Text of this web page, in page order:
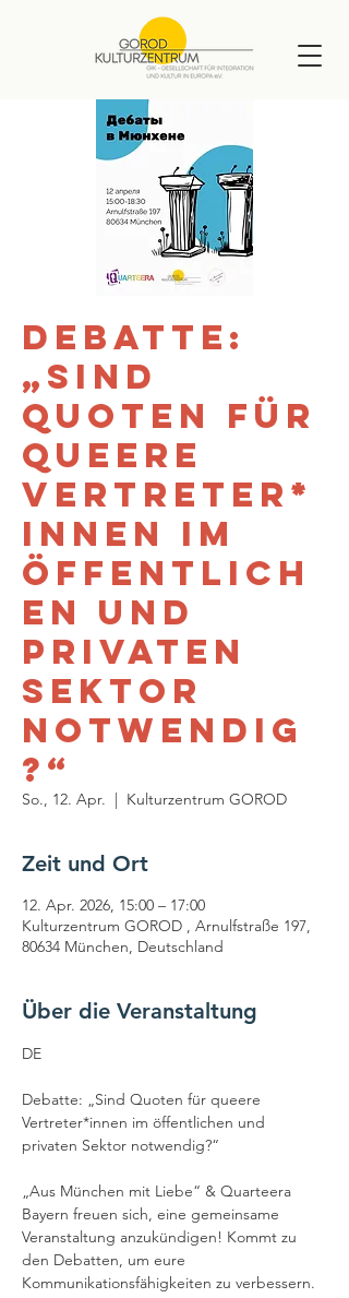
Debatte:
„Sind
Quoten für
queere
Vertreter*
innen im
öffentlich
en und
privaten
Sektor
notwendig
?“
So., 12. Apr.
  |
Kulturzentrum GOROD
Zeit und Ort
12. Apr. 2026, 15:00 – 17:00
Kulturzentrum GOROD , Arnulfstraße 197,
80634 München, Deutschland
Über die Veranstaltung
DE
Debatte: „Sind Quoten für queere
Vertreter*innen im öffentlichen und
privaten Sektor notwendig?“
„Aus München mit Liebe“ & Quarteera
Bayern freuen sich, eine gemeinsame
Veranstaltung anzukündigen! Kommt zu
den Debatten, um eure
Kommunikationsfähigkeiten zu verbessern.